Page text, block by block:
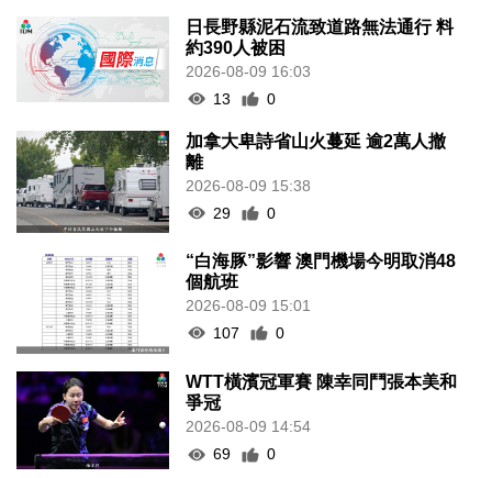
日長野縣泥石流致道路無法通行 料
約390人被困
2026-08-09 16:03
13
0
加拿大卑詩省山火蔓延 逾2萬人撤
離
2026-08-09 15:38
29
0
“白海豚”影響 澳門機場今明取消48
個航班
2026-08-09 15:01
107
0
WTT橫濱冠軍賽 陳幸同鬥張本美和
爭冠
2026-08-09 14:54
69
0